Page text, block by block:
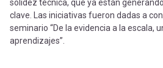
Mobile]
Menú
navegación
solidez técnica, que ya están
clave. Las iniciativas fueron dadas a
seminario “De la evidencia a la escala,
aprendizajes”.